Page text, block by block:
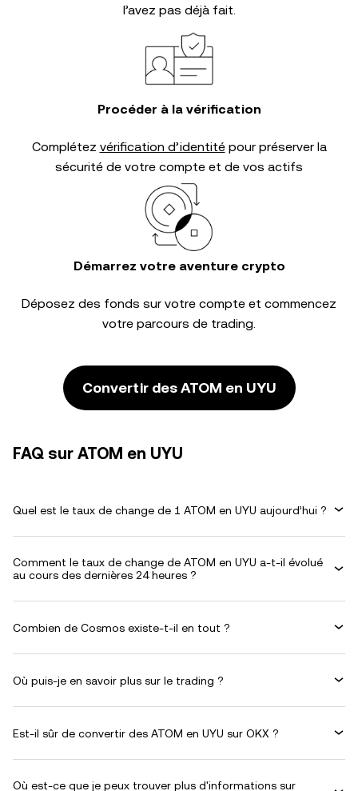
l’avez pas déjà fait.
Procéder à la vérification
Complétez vérification d’identitépour préserver la
sécurité de votre compte et de vos actifs
Démarrez votre aventure crypto
Déposez des fonds sur votre compte et commencez
votre parcours de trading.
Convertir des ATOM en UYU
FAQ sur ATOM en UYU
Quel est le taux de change de 1 ATOM en UYU aujourd’hui ?
Comment le taux de change de ATOM en UYU a-t-il évolué
au cours des dernières 24 heures ?
Combien de Cosmos existe-t-il en tout ?
Où puis-je en savoir plus sur le trading ?
Est-il sûr de convertir des ATOM en UYU sur OKX ?
Où est-ce que je peux trouver plus d'informations sur